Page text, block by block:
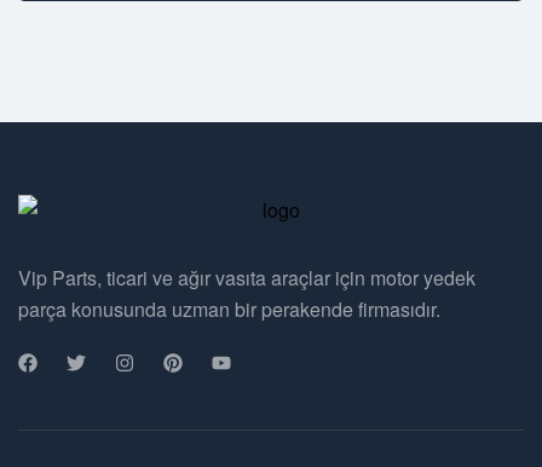
Vip Parts, ticari ve ağır vasıta araçlar için motor yedek
parça konusunda uzman bir perakende firmasıdır.